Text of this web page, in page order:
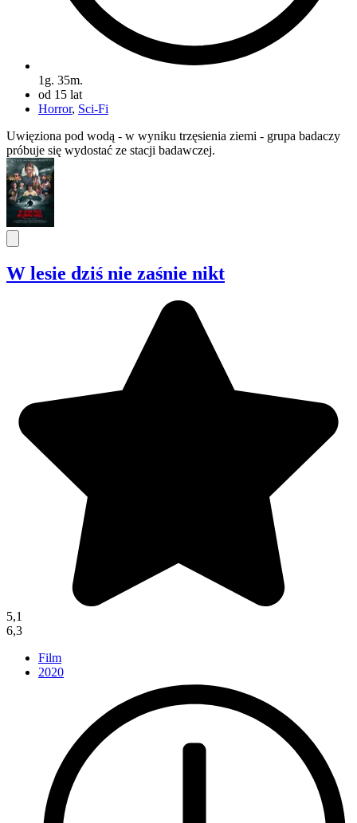
1g. 35m.
od 15 lat
Horror, Sci-Fi
Uwięziona pod wodą - w wyniku trzęsienia ziemi - grupa badaczy
próbuje się wydostać ze stacji badawczej.
W lesie dziś nie zaśnie nikt
5,1
6,3
Film
2020